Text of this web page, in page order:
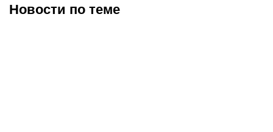
Новости по теме